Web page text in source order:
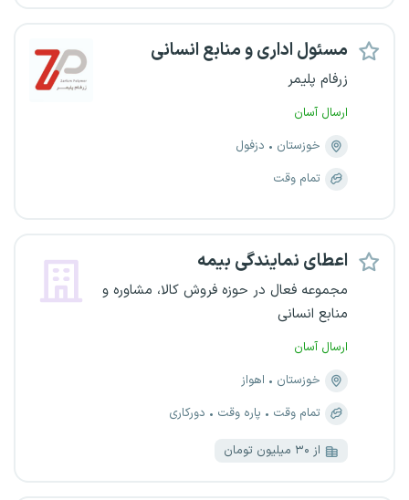
مسئول اداری و منابع انسانی
زرفام پلیمر
ارسال آسان
خوزستان
دزفول
تمام وقت
اعطای نمایندگی بیمه
مجموعه فعال در حوزه فروش کالا، مشاوره و
منابع انسانی
ارسال آسان
خوزستان
اهواز
تمام وقت
پاره وقت دورکاری
از ۳۰ میلیون تومان